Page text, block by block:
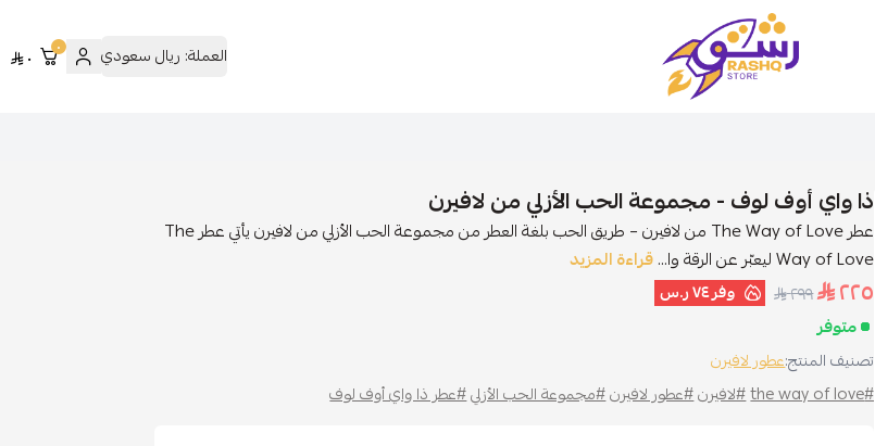
متجر رشق العملة: ريال سعودي ٠ ٠
ذا واي أوف لوف - مجموعة الحب الأزلي من لافيرن
عطر The Way of Love من لافيرن – طريق الحب بلغة العطر من مجموعة الحب الأزلي من لافيرن يأتي عطر The
Way of Love ليعبّر عن الرقة وا...
قراءة المزيد
٢٢٥ ٢٩٩ وفر٧٤ ر.س
متوفر
تصنيف المنتج:عطور لافيرن
#the way of love
#لافيرن#عطور لافيرن#مجموعة الحب الأزلي#عطر ذا واي أوف لوف